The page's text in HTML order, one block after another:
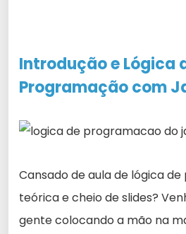
Introdução e Lógica
Programaçãocom
Cansado de aula de lógica
teórica e cheio de slides?
gente colocando a mão na